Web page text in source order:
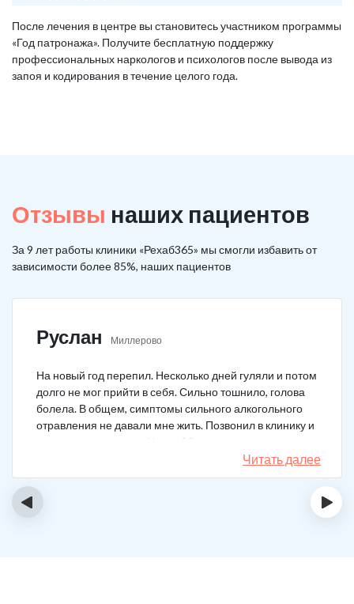
После лечения в центре вы становитесь участником программы
«Год патронажа». Получите бесплатную поддержку
профессиональных наркологов и психологов после вывода из
запоя и кодирования в течение целого года.
Отзывы наших пациентов
За 9 лет работы клиники «Рехаб365» мы смогли избавить от
зависимости более 85%, наших пациентов
Руслан Миллерово
На новый год перепил. Несколько дней гуляли и потом
долго не мог прийти в себя. Сильно тошнило, голова
болела. В общем, симптомы сильного алкогольного
отравления не давали мне жить. Позвонил в клинику и
вызвал врача на дом. Через 20 минут приехал
нарколог, поставил мне усиленную капельницу. Сразу
стало легче.
Читать далее
‹ ›